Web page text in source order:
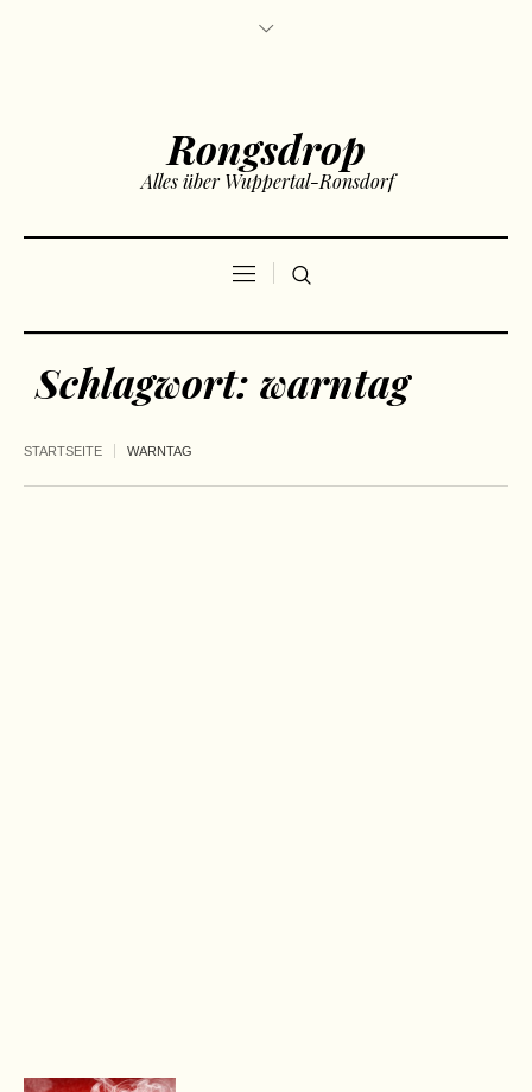
Rongsdrop
Alles über Wuppertal-Ronsdorf
Schlagwort: warntag
STARTSEITE WARNTAG